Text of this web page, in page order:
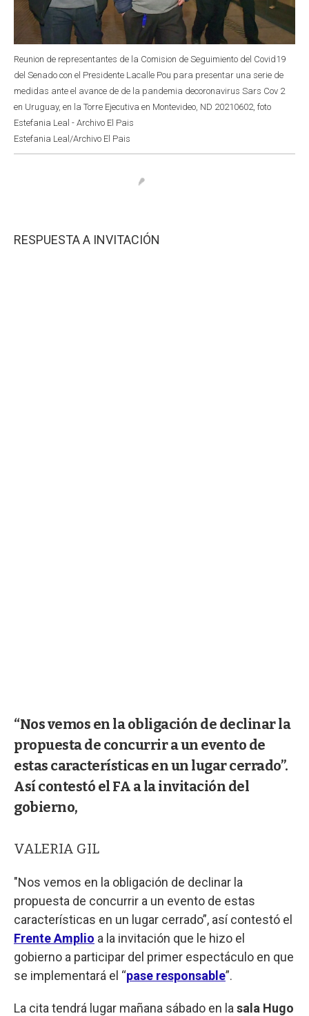
Reunion de representantes de la Comision de Seguimiento del Covid19
del Senado con el Presidente Lacalle Pou para presentar una serie de
medidas ante el avance de de la pandemia decoronavirus Sars Cov 2
en Uruguay, en la Torre Ejecutiva en Montevideo, ND 20210602, foto
Estefania Leal - Archivo El Pais
Estefania Leal/Archivo El Pais
RESPUESTA A INVITACIÓN
“Nos vemos en la obligación de declinar la
propuesta de concurrir a un evento de
estas características en un lugar cerrado”.
Así contestó el FA a la invitación del
gobierno,
VALERIA GIL
"Nos vemos en la obligación de declinar la
propuesta de concurrir a un evento de estas
características en un lugar cerrado”, así contestó el
Frente Amplio a la invitación que le hizo el
gobierno a participar del primer espectáculo en que
se implementará el “pase responsable”.
La cita tendrá lugar mañana sábado en la sala Hugo